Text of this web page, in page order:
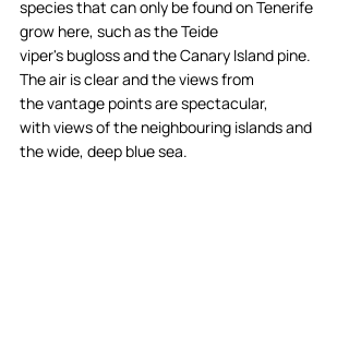
species that can only be found on Tenerife
grow here, such as the Teide
viper's bugloss and the Canary Island pine.
The air is clear and the views from
the vantage points are spectacular,
with views of the neighbouring islands and
the wide, deep blue sea.